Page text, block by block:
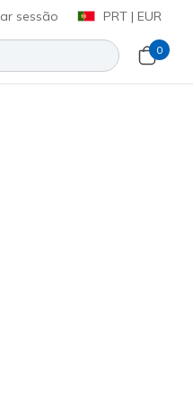
sessão PRT | EUR
0